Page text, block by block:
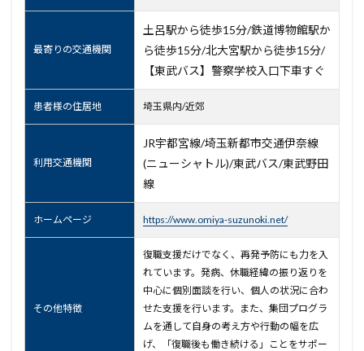
最寄りの交通機関
土呂駅から徒歩15分/鉄道博物館駅か
ら徒歩15分/北大宮駅から徒歩15分/
【東武バス】警察学校入口下車すぐ
患者様の住居地 埼玉県内/近郊
利用交通機関
JR宇都宮線/埼玉新都市交通伊奈線
(ニューシャトル)/東武バス/東武野田
線
ホームページ https://www.omiya-suzunoki.net/
その他特徴
復職支援だけでなく、再発予防にも力を入
れています。発病、休職経緯の振り返りを
中心に個別面談を行い、個人の状況に合わ
せた支援を行います。また、集団プログラ
ムを通して自身の考え方や行動の幅を広
げ、「復職後も働き続ける」ことをサポー